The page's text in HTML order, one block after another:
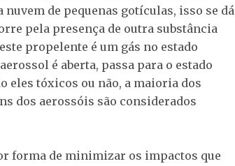
de pequenas gotículas, isso se dá
pela presença de outra substância
propelente é um gás no estado
é aberta, passa para o estado
eles tóxicos ou não, a maioria dos
dos aerossóis são considerados
forma de minimizar os impactos que